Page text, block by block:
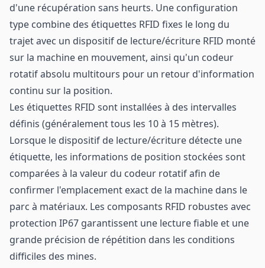
d'une récupération sans heurts. Une configuration
type combine des étiquettes RFID fixes le long du
trajet avec un dispositif de lecture/écriture RFID monté
sur la machine en mouvement, ainsi qu'un codeur
rotatif absolu multitours pour un retour d'information
continu sur la position.
Les étiquettes RFID sont installées à des intervalles
définis (généralement tous les 10 à 15 mètres).
Lorsque le dispositif de lecture/écriture détecte une
étiquette, les informations de position stockées sont
comparées à la valeur du codeur rotatif afin de
confirmer l'emplacement exact de la machine dans le
parc à matériaux. Les composants RFID robustes avec
protection IP67 garantissent une lecture fiable et une
grande précision de répétition dans les conditions
difficiles des mines.